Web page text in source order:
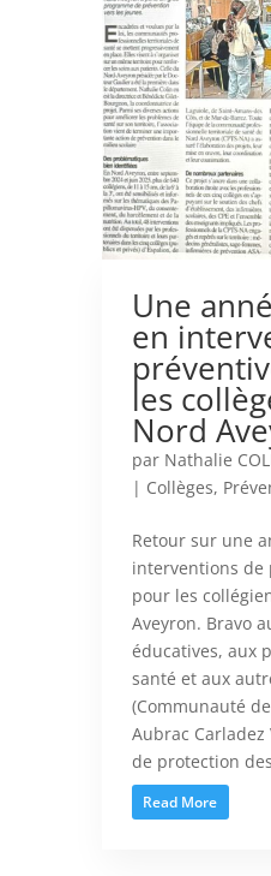
Une
en
les
Nord
par Nathalie
| Collèges,
Retour sur une
interventions de
pour les
Aveyron. Bravo
éducatives, aux
santé et aux
(Communauté
Aubrac Carladez
de protection
Read More